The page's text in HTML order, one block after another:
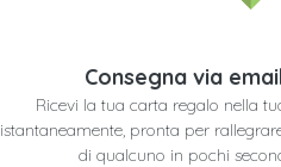
Consegna via
Ricevi la tua carta regalo nella
istantaneamente, pronta per
di qualcuno in pochi